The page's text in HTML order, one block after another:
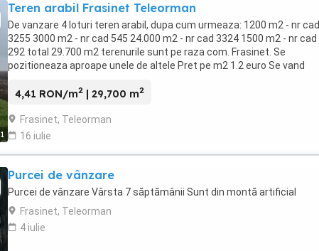
1
Teren arabil Frasinet Teleorman
De vanzare 4 loturi teren arabil, dupa cum urmeaza: 1200 m2 - nr cad
3255 3000 m2 - nr cad 545 24.000 m2 - nr cad 3324 1500 m2 - nr cad
292 total 29.700 m2 terenurile sunt pe raza com. Frasinet. Se
pozitioneaza aproape unele de altele Pret pe m2 1.2 euro Se vand
4,41 RON/m2 | 29,700 m2
Frasinet, Teleorman
16 iulie
Purcei de vânzare
Purcei de vânzare Vârsta 7 săptămânii Sunt din montă artificial
Frasinet, Teleorman
4 iulie